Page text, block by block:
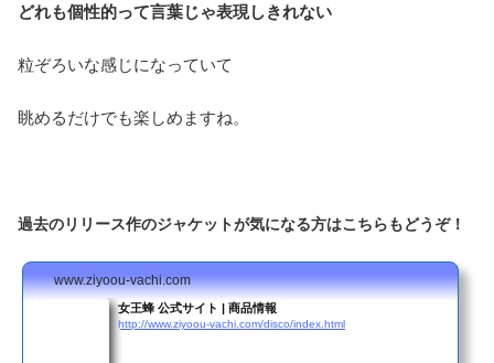
どれも個性的って言葉じゃ表現しきれない
粒ぞろいな感じになっていて
眺めるだけでも楽しめますね。
過去のリリース作のジャケットが気になる方はこちらもどうぞ！
www.ziyoou-vachi.com
女王蜂 公式サイト | 商品情報
http://www.ziyoou-vachi.com/disco/index.html